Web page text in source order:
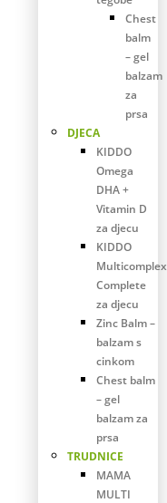
Chest
balm
– gel
balzam
za
prsa
DJECA
KIDDO
Omega
DHA +
Vitamin D
za djecu
KIDDO
Multicomplex
Complete
za djecu
Zinc Balm –
balzam s
cinkom
Chest balm
– gel
balzam za
prsa
TRUDNICE
MAMA
MULTI